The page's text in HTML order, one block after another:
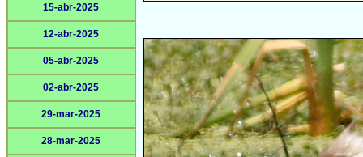
15-abr-2025
12-abr-2025
05-abr-2025
02-abr-2025
29-mar-2025
28-mar-2025